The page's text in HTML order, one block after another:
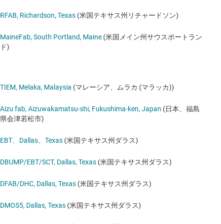
RFAB, Richardson, Texas (米国テキサス州リチャードソン)
MaineFab, South Portland, Maine (米国メイン州サウスポートラン
ド)
TIEM, Melaka, Malaysia (マレーシア、ムラカ (マラッカ))
Aizu fab, Aizuwakamatsu-shi, Fukushima-ken, Japan (日本、福島
県会津若松市)
EBT、Dallas、Texas (米国テキサス州ダラス)
DBUMP/EBT/SCT, Dallas, Texas (米国テキサス州ダラス)
DFAB/DHC, Dallas, Texas (米国テキサス州ダラス)
DMOS5, Dallas, Texas (米国テキサス州ダラス)